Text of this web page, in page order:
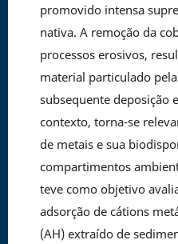
promovido intensa
nativa. A remoção da
processos erosivos,
material particulado
subsequente deposição
contexto, torna-se
de metais e sua
compartimentos
teve como objetivo
adsorção de cátions
(AH) extraído de